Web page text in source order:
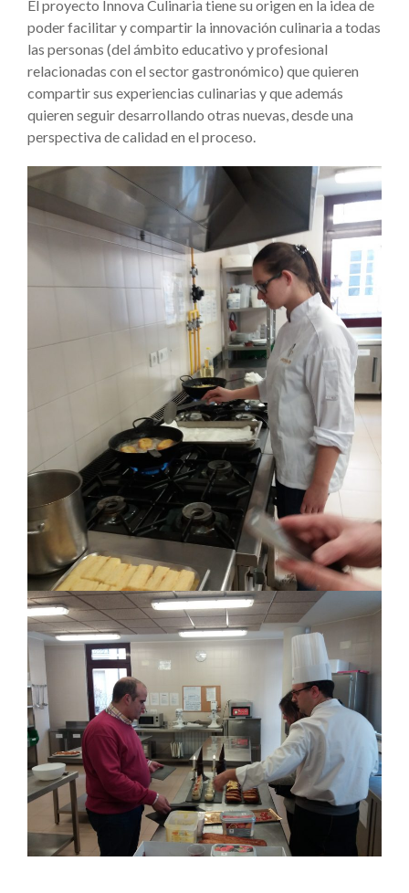
El proyecto Innova Culinaria tiene su origen en la idea de
poder facilitar y compartir la innovación culinaria a todas
las personas (del ámbito educativo y profesional
relacionadas con el sector gastronómico) que quieren
compartir sus experiencias culinarias y que además
quieren seguir desarrollando otras nuevas, desde una
perspectiva de calidad en el proceso.